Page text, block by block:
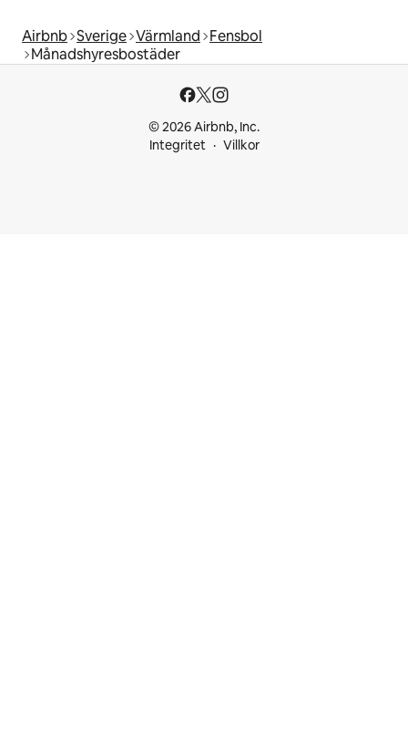
Airbnb Sverige Värmland Fensbol
Månadshyresbostäder
© 2026 Airbnb, Inc.
Integritet
Villkor